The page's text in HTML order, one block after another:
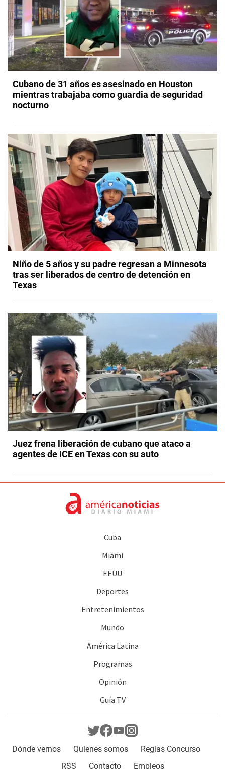
Cubano de 31 años es asesinado en Houston
mientras trabajaba como guardia de seguridad
nocturno
Niño de 5 años y su padre regresan a Minnesota
tras ser liberados de centro de detención en
Texas
Juez frena liberación de cubano que ataco a
agentes de ICE en Texas con su auto
Cuba
Miami
EEUU
Deportes
Entretenimientos
Mundo
América Latina
Programas
Opinión
Guía TV
Dónde vernos Quienes somos
Reglas Concurso
RSS
Contacto Empleos